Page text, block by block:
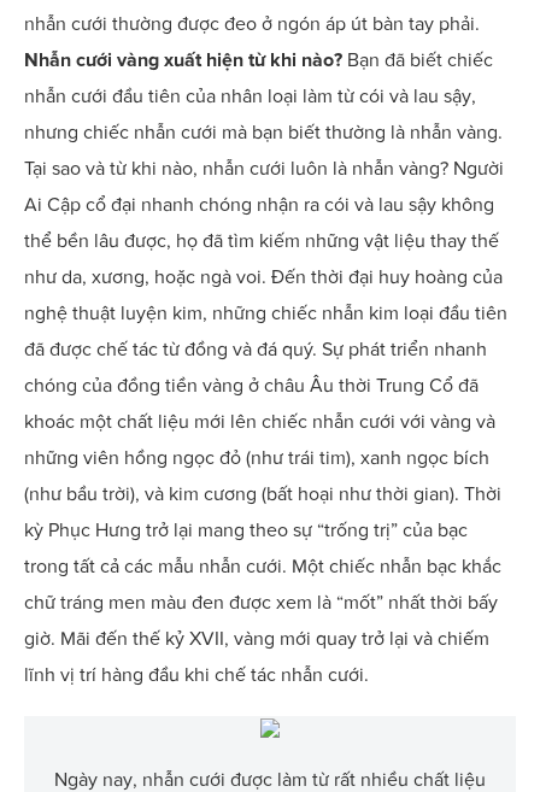
nhẫn cưới thường được đeo ở ngón áp út bàn tay phải.
Nhẫn cưới vàng xuất hiện từ khi nào? Bạn đã biết chiếc
nhẫn cưới đầu tiên của nhân loại làm từ cói và lau sậy,
nhưng chiếc nhẫn cưới mà bạn biết thường là nhẫn vàng.
Tại sao và từ khi nào, nhẫn cưới luôn là nhẫn vàng? Người
Ai Cập cổ đại nhanh chóng nhận ra cói và lau sậy không
thể bền lâu được, họ đã tìm kiếm những vật liệu thay thế
như da, xương, hoặc ngà voi. Đến thời đại huy hoàng của
nghệ thuật luyện kim, những chiếc nhẫn kim loại đầu tiên
đã được chế tác từ đồng và đá quý. Sự phát triển nhanh
chóng của đồng tiền vàng ở châu Âu thời Trung Cổ đã
khoác một chất liệu mới lên chiếc nhẫn cưới với vàng và
những viên hồng ngọc đỏ (như trái tim), xanh ngọc bích
(như bầu trời), và kim cương (bất hoại như thời gian). Thời
kỳ Phục Hưng trở lại mang theo sự “trống trị” của bạc
trong tất cả các mẫu nhẫn cưới. Một chiếc nhẫn bạc khắc
chữ tráng men màu đen được xem là “mốt” nhất thời bấy
giờ. Mãi đến thế kỷ XVII, vàng mới quay trở lại và chiếm
lĩnh vị trí hàng đầu khi chế tác nhẫn cưới.
Ngày nay, nhẫn cưới được làm từ rất nhiều chất liệu